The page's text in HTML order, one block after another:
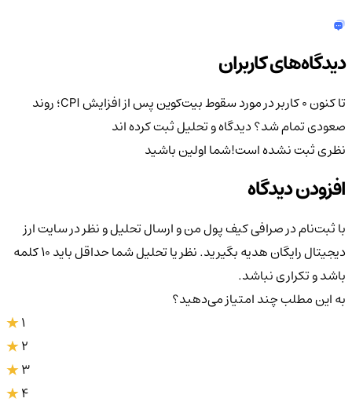
دیدگاه‌های کاربران
تا کنون 0 کاربر در مورد
سقوط بیت‌کوین پس از افزایش CPI؛ روند
صعودی تمام شد؟دیدگاه و تحلیل ثبت کرده اند
نظری ثبت نشده است!شما اولین باشید
افزودن دیدگاه
با ثبت‌نام در صرافی کیف پول من و ارسال تحلیل و نظر در سایت ارز
دیجیتال رایگان هدیه بگیرید. نظر یا تحلیل شما حداقل باید ۱۰ کلمه
باشد و تکراری نباشد.
به این مطلب چند امتیاز می‌دهید؟
3
4